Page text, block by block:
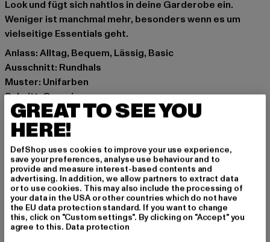
Look und fügt sich nahtlos in deine Garderobe ein.
Weniger ist manchmal mehr, besonders wenn es um
vielseitige Essentials geht.
Anlass: Alltag, Bequem, Lässig, Basic
Ausschnitt: Rundhals
Muster: Unifarben
Schnitt: Oversize
Marke: DEF
Kat.: T-Shirts
Farbe: grau
Hersteller Farbe: grey washed
Materialzusammensetzung: 100% Baumwolle
Art.Nr: DFLTS207-04496
Hersteller: TB International GmbH |info@tbint.de
Dr.-Robert-Murjahn-Straße 7 | 64372 Ober-Ramstadt |
GREAT TO SEE YOU
HERE!
DefShop uses cookies to improve your use experience,
save your preferences, analyse use behaviour and to
provide and measure interest-based contents and
advertising. In addition, we allow partners to extract data
or to use cookies. This may also include the processing of
your data in the USA or other countries which do not have
the EU data protection standard. If you want to change
this, click on "Custom settings". By clicking on "Accept" you
agree to this. Data protection